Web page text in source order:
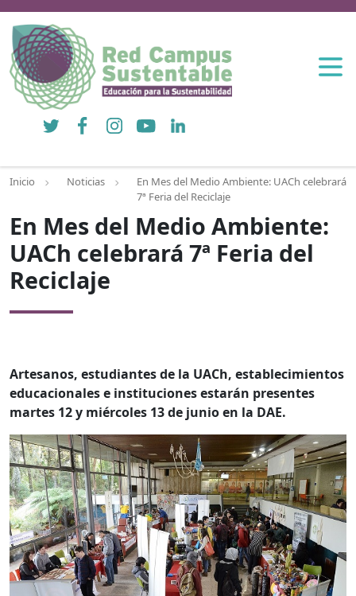
Twitter FacebookInstagramYouTubeLinkedIn
Inicio Noticias
En Mes del Medio Ambiente: UACh celebrará
7ª Feria del Reciclaje
En Mes del Medio Ambiente:
UACh celebrará 7ª Feria del
Reciclaje
Artesanos, estudiantes de la UACh, establecimientos
educacionales e instituciones estarán presentes
martes 12 y miércoles 13 de junio en la DAE.